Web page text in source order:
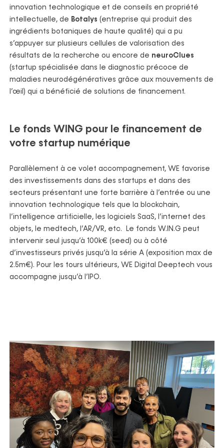
innovation technologique et de conseils en propriété
intellectuelle, de Botalys (entreprise qui produit des
ingrédients botaniques de haute qualité) qui a pu
s’appuyer sur plusieurs cellules de valorisation des
résultats de la recherche ou encore de neuroClues
(startup spécialisée dans le diagnostic précoce de
maladies neurodégénératives grâce aux mouvements de
l’œil) qui a bénéficié de solutions de financement.
Le fonds WING pour le financement de
votre startup numérique
Parallèlement à ce volet accompagnement, WE favorise
des investissements dans des startups et dans des
secteurs présentant une forte barrière à l’entrée ou une
innovation technologique tels que la blockchain,
l’intelligence artificielle, les logiciels SaaS, l’internet des
objets, le medtech, l’AR/VR, etc. Le fonds W.IN.G peut
intervenir seul jusqu’à 100k€ (seed) ou à côté
d’investisseurs privés jusqu’à la série A (exposition max de
2.5m€). Pour les tours ultérieurs, WE Digital Deeptech vous
accompagne jusqu’à l’IPO.